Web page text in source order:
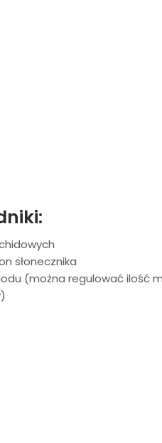
słonecznika
(można regulować ilość